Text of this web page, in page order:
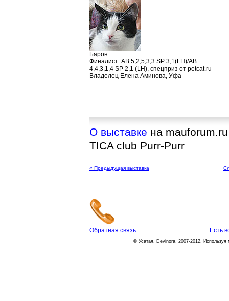
Барон
Финалист: AB 5,2,5,3,3 SP 3,1(LH)/AB
4,4,3,1,4 SP 2,1 (LH), спецприз от petcat.ru
Владелец Елена Аминова, Уфа
О выставке на mauforum.ru
TICA club Purr-Purr
« Предыдущая выставка
Обратная связь Есть
© Усатая, Devinora, 2007-2012. Используя